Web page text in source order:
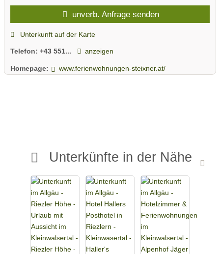
unverb. Anfrage senden
Unterkunft auf der Karte
Telefon: +43 551... anzeigen
Homepage: www.ferienwohnungen-steixner.at/
Unterkünfte in der Nähe